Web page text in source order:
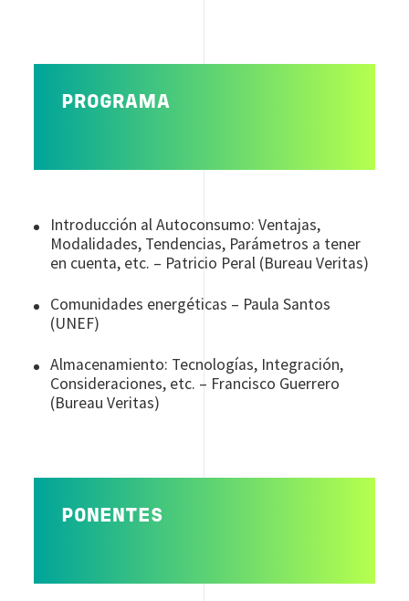
PROGRAMA
Introducción al Autoconsumo: Ventajas,
Modalidades, Tendencias, Parámetros a tener
en cuenta, etc. – Patricio Peral (Bureau Veritas)
Comunidades energéticas – Paula Santos
(UNEF)
Almacenamiento: Tecnologías, Integración,
Consideraciones, etc. – Francisco Guerrero
(Bureau Veritas)
PONENTES